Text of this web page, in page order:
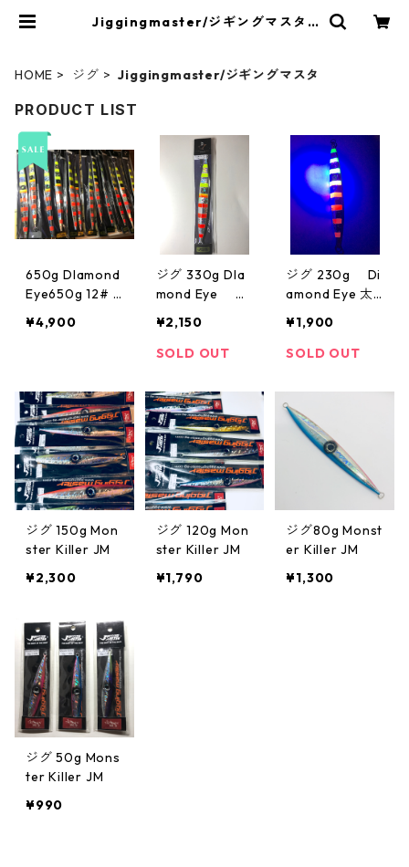
Jiggingmaster/ジギングマスタ |
HOME
ジグ Jiggingmaster/ジギングマスタ
PRODUCT LIST
650g DIamond
Eye650g 12# J
パチ
¥4,900
ジグ 330g DIa
mond Eye ア
チ クロムツ
¥2,150
SOLD OUT
ジグ 230g Di
amond Eye 太
カムツ jiggingM
aster ジギング
¥1,900
SOLD OUT
ジグ 150g Mon
ster Killer JM
¥2,300
ジグ 120g Mon
ster Killer JM
¥1,790
ジグ80g Monst
er Killer JM
¥1,300
ジグ 50g Mons
ter Killer JM
¥990